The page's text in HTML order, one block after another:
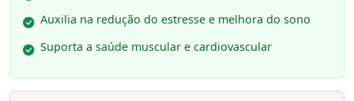
Auxilia na redução do estresse e melhora do sono
Suporta a saúde muscular e cardiovascular